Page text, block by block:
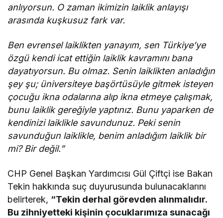
anlıyorsun. O zaman ikimizin laiklik anlayışı
arasında kuşkusuz fark var.
Ben evrensel laiklikten yanayım, sen Türkiye’ye
özgü kendi icat ettiğin laiklik kavramını bana
dayatıyorsun. Bu olmaz. Senin laiklikten anladığın
şey şu; üniversiteye başörtüsüyle gitmek isteyen
çocuğu ikna odalarına alıp ikna etmeye çalışmak,
bunu laiklik gereğiyle yaptınız. Bunu yaparken de
kendinizi laiklikle savundunuz. Peki senin
savunduğun laiklikle, benim anladığım laiklik bir
mi? Bir değil.”
CHP Genel Başkan Yardımcısı Gül Çiftçi ise Bakan
Tekin hakkında suç duyurusunda bulunacaklarını
belirterek, “Tekin derhal görevden alınmalıdır.
Bu zihniyetteki kişinin çocuklarımıza sunacağı